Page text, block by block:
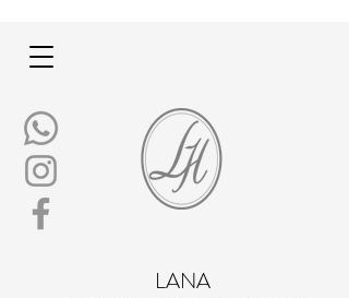
LANA